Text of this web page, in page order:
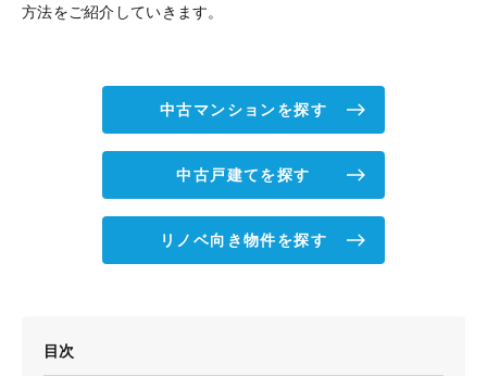
方法をご紹介していきます。
中古マンションを探す
中古戸建てを探す
リノベ向き物件を探す
目次